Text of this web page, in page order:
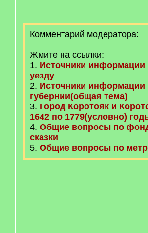
Комментарий модератора:
Жмите на ссылки:
1. Источники информации
уезду
2. Источники
губернии(общая тема)
3. Город Коротояк и
1642 по 1779(условно)
4. Общие вопросы по
сказки
5. Общие вопросы по